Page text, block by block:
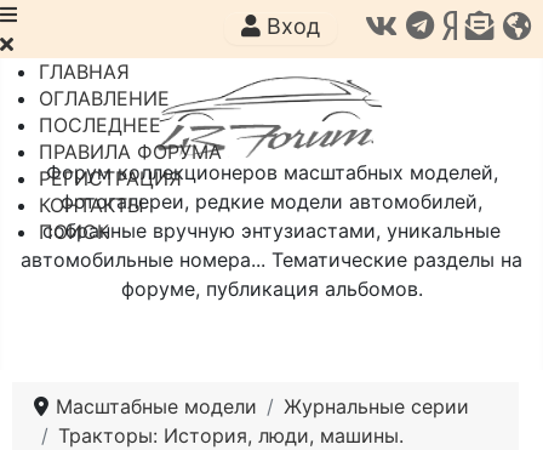
Форум коллекционеров масштабных моделей,
фотогалереи, редкие модели автомобилей,
собранные вручную энтузиастами, уникальные
автомобильные номера... Тематические разделы на
форуме, публикация альбомов.
Вход
ГЛАВНАЯ
ОГЛАВЛЕНИЕ
ПОСЛЕДНЕЕ
ПРАВИЛА ФОРУМА
РЕГИСТРАЦИЯ
КОНТАКТЫ
ПОИСК
Масштабные модели
Журнальные серии
Тракторы: История, люди, машины.